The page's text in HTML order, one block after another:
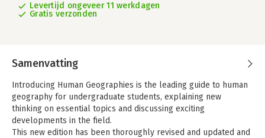
Levertijd ongeveer 11 werkdagen
Gratis verzonden
Samenvatting
Introducing Human Geographies is the leading guide to human
geography for undergraduate students, explaining new
thinking on essential topics and discussing exciting
developments in the field.
This new edition has been thoroughly revised and updated and